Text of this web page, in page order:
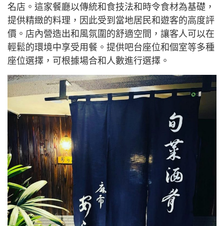
名店。這家餐廳以傳統和食技法和時令食材為基礎，
提供精緻的料理，因此受到當地居民和遊客的高度評
價。店內營造出和風氛圍的舒適空間，讓客人可以在
輕鬆的環境中享受用餐。提供吧台座位和個室等多種
座位選擇，可根據場合和人數進行選擇。